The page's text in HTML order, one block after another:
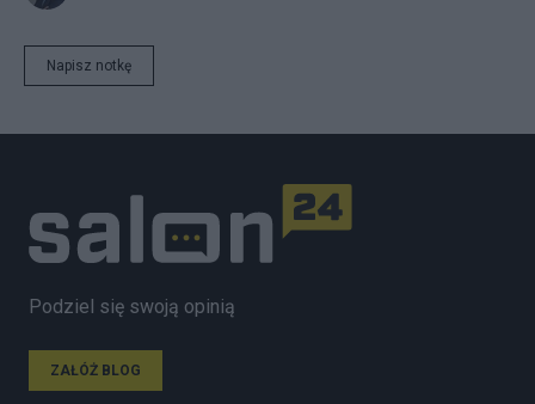
Napisz notkę
Podziel się swoją opinią
ZAŁÓŻ BLOG